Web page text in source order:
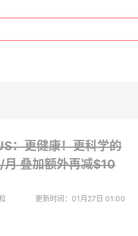
：更健康！更科学的
叠加额外再减$10
更新时间：01月27日 01:00